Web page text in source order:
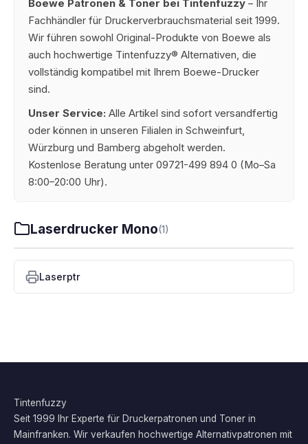
Boewe Patronen & Toner bei Tintenfuzzy – Ihr
Fachhändler für Druckerverbrauchsmaterial seit 1999.
Wir führen sowohl Original-Produkte von Boewe als
auch hochwertige Tintenfuzzy® Alternativen, die
vollständig kompatibel mit Ihrem Boewe-Drucker
sind.
Unser Service: Alle Artikel sind sofort versandfertig
oder können in unseren Filialen in Schweinfurt,
Würzburg und Bamberg abgeholt werden.
Kostenlose Beratung unter 09721-499 894 0 (Mo–Sa
8:00–20:00 Uhr).
Laserdrucker Mono(1)
Laserptr
Tintenfuzzy
Seit 1999 Ihr Experte für Druckerpatronen und Toner in
Mainfranken. Wir verkaufen hochwertige Alternativpatronen mit